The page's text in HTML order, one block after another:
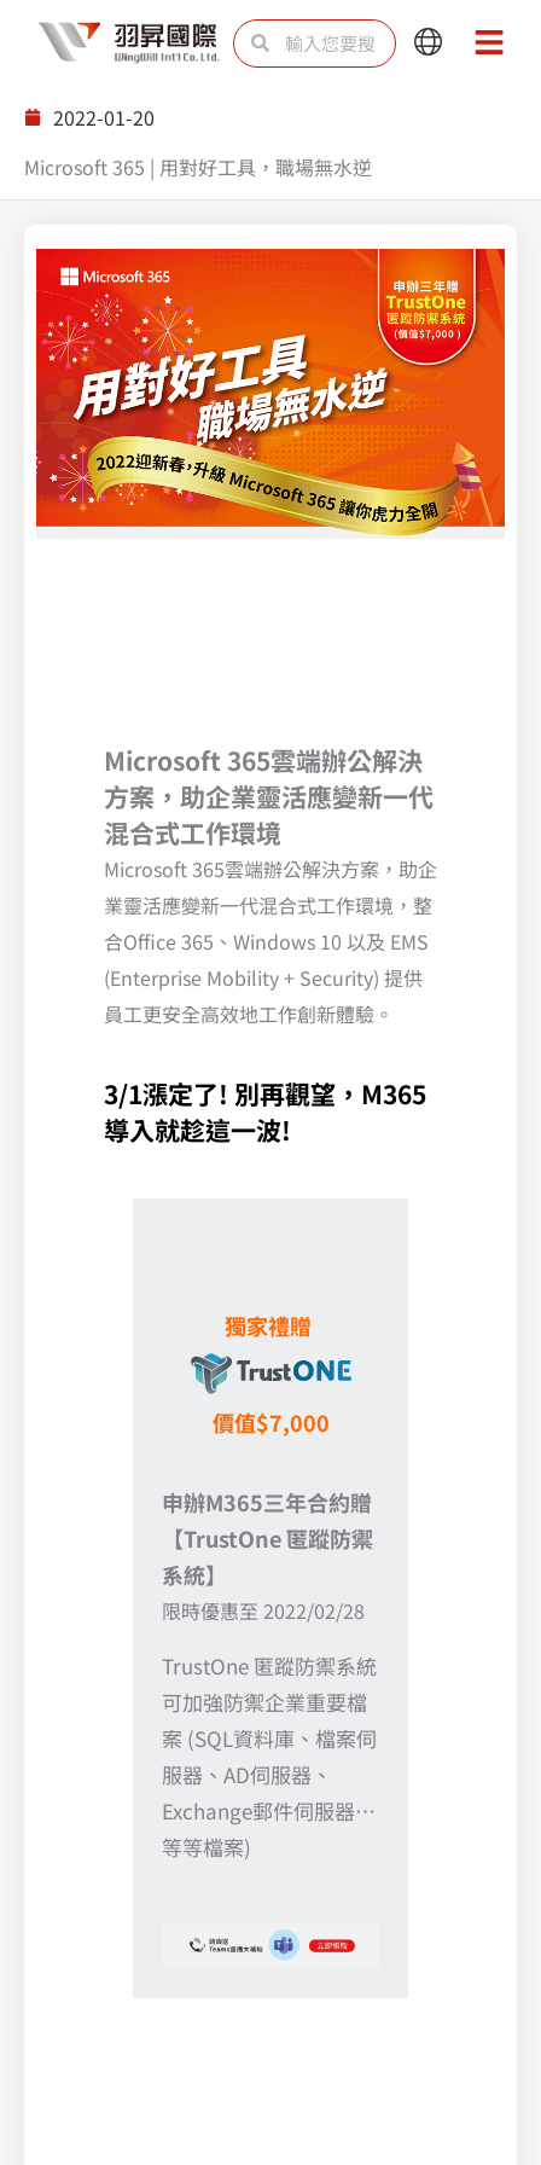
搜
尋 尋
Main
Main
2022-01-20
Microsoft 365 | 用對好工具，職場無水逆
Microsoft 365雲端辦公解決
方案，助企業靈活應變新一代
混合式工作環境
Microsoft 365雲端辦公解決方案，助企
業靈活應變新一代混合式工作環境，整
合Office 365、Windows 10 以及 EMS
(Enterprise Mobility + Security) 提供
員工更安全高效地工作創新體驗。
3/1漲定了! 別再觀望，M365
導入就趁這一波!
獨家禮贈
價值$7,000
申辦M365三年合約贈
【TrustOne 匿蹤防禦
系統】
限時優惠至 2022/02/28
TrustOne 匿蹤防禦系統
可加強防禦企業重要檔
案 (SQL資料庫、檔案伺
服器、AD伺服器、
Exchange郵件伺服器…
等等檔案)